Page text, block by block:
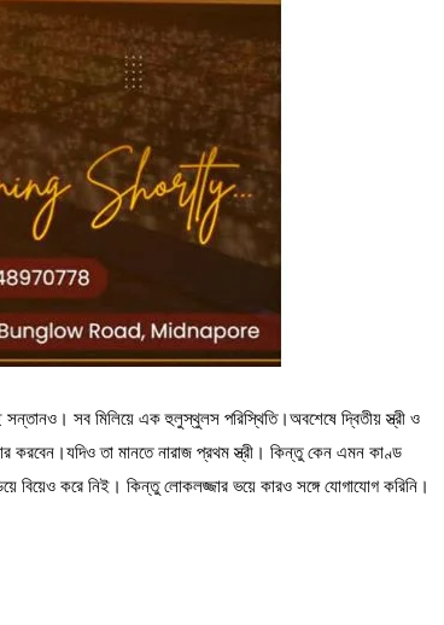
সন্তানও। সব মিলিয়ে এক হুলুস্থুলস পরিস্থিতি।অবশেষে দ্বিতীয় স্ত্রী ও
করবেন।যদিও তা মানতে নারাজ প্রথম স্ত্রী। কিন্তু কেন এমন কাণ্ড
বিয়েও করে নিই। কিন্তু লোকলজ্জার ভয়ে কারও সঙ্গে যোগাযোগ করিনি।